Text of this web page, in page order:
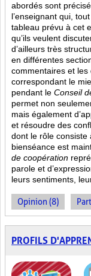
abordés sont
l’enseignant qui,
tableau prévu à cet
qu’ils veulent
d’ailleurs très
en différentes
commentaires et
correspondant le
pendant le Conseil
permet non
mais également
et résoudre des
dont le rôle consiste
bienséance est
de coopération
parole et
leurs sentiments,
Opinion (8)
PROFILS